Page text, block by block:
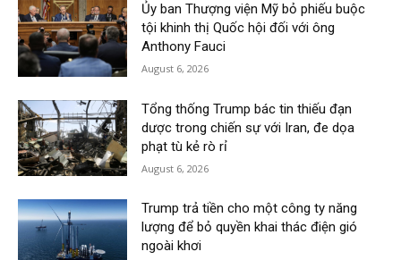
Ủy ban Thượng viện Mỹ bỏ phiếu buộc
tội khinh thị Quốc hội đối với ông
Anthony Fauci
August 6, 2026
Tổng thống Trump bác tin thiếu đạn
dược trong chiến sự với Iran, đe dọa
phạt tù kẻ rò rỉ
August 6, 2026
Trump trả tiền cho một công ty năng
lượng để bỏ quyền khai thác điện gió
ngoài khơi